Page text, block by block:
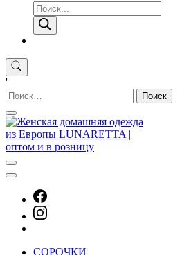
Поиск
товаров
'
Найти:
СОРОЧКИ